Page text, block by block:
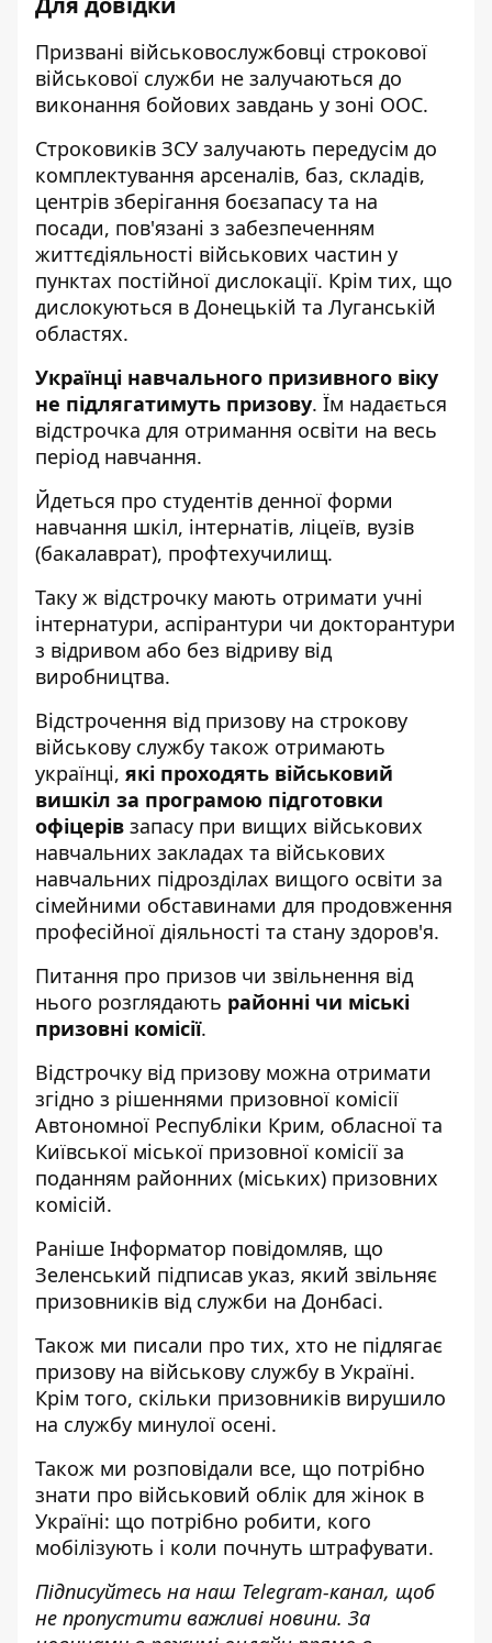
Призвані військовослужбовці строкової
військової служби не залучаються до
виконання бойових завдань у зоні ООС.
Строковиків ЗСУ залучають передусім до
комплектування арсеналів, баз, складів,
центрів зберігання боєзапасу та на
посади, пов'язані з забезпеченням
життєдіяльності військових частин у
пунктах постійної дислокації. Крім тих, що
дислокуються в Донецькій та Луганській
областях.
Українці навчального призивного віку
не підлягатимуть призову. Їм надається
відстрочка для отримання освіти на весь
період навчання.
Йдеться про студентів денної форми
навчання шкіл, інтернатів, ліцеїв, вузів
(бакалаврат), профтехучилищ.
Таку ж відстрочку мають отримати учні
інтернатури, аспірантури чи докторантури
з відривом або без відриву від
виробництва.
Відстрочення від призову на строкову
військову службу також отримають
українці, які проходять військовий
вишкіл за програмою підготовки
офіцерів запасу при вищих військових
навчальних закладах та військових
навчальних підрозділах вищого освіти за
сімейними обставинами для продовження
професійної діяльності та стану здоров'я.
Питання про призов чи звільнення від
нього розглядають районні чи міські
призовні комісії.
Відстрочку від призову можна отримати
згідно з рішеннями призовної комісії
Автономної Республіки Крим, обласної та
Київської міської призовної комісії за
поданням районних (міських) призовних
комісій.
Раніше Інформатор повідомляв, що
Зеленський підписав указ, який звільняє
призовників від служби на Донбасі.
Також ми писали про тих, хто не підлягає
призову на військову службу в Україні.
Крім того, скільки призовників вирушило
на службу минулої осені.
Також ми розповідали все, що потрібно
знати про військовий облік для жінок в
Україні: що потрібно робити, кого
мобілізують і коли почнуть штрафувати.
Підписуйтесь на наш Telegram-канал, щоб
не пропустити важливі новини. За